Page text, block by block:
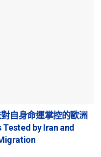
自身命運掌控的歐洲
Tested by Iran and